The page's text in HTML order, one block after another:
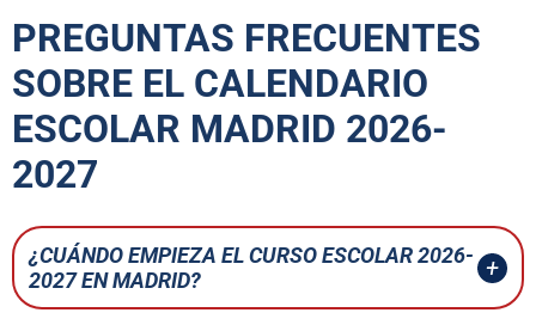
PREGUNTAS FRECUENTES
SOBRE EL CALENDARIO
ESCOLAR MADRID 2026-
2027
¿CUÁNDO EMPIEZA EL CURSO ESCOLAR 2026-
2027 EN MADRID?